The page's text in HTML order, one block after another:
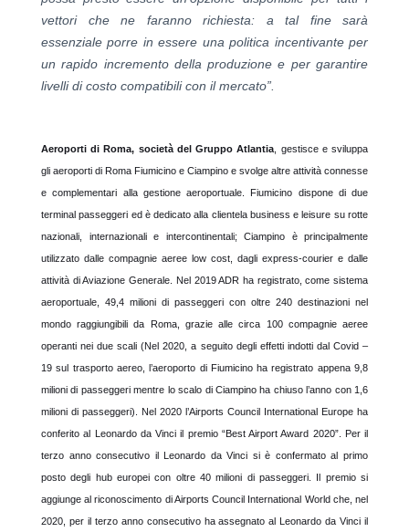
vettori che ne faranno richiesta: a tal fine sarà
essenziale porre in essere una politica incentivante per
un rapido incremento della produzione e per garantire
livelli di costo compatibili con il mercato”.
Aeroporti di Roma, società del Gruppo Atlantia , gestisce e sviluppa
gli aeroporti di Roma Fiumicino e Ciampino e svolge altre attività connesse
e complementari alla gestione aeroportuale. Fiumicino dispone di due
terminal passeggeri ed è dedicato alla clientela business e leisure su rotte
nazionali, internazionali e intercontinentali; Ciampino è principalmente
utilizzato dalle compagnie aeree low cost, dagli express-courier e dalle
attività di Aviazione Generale. Nel 2019 ADR ha registrato, come sistema
aeroportuale, 49,4 milioni di passeggeri con oltre 240 destinazioni nel
mondo raggiungibili da Roma, grazie alle circa 100 compagnie aeree
operanti nei due scali (Nel 2020, a seguito degli effetti indotti dal Covid –
19 sul trasporto aereo, l’aeroporto di Fiumicino ha registrato appena 9,8
milioni di passeggeri mentre lo scalo di Ciampino ha chiuso l’anno con 1,6
milioni di passeggeri). Nel 2020 l’Airports Council International Europe ha
conferito al Leonardo da Vinci il premio “Best Airport Award 2020”. Per il
terzo anno consecutivo il Leonardo da Vinci si è confermatoal primo
posto degli hub europei con oltre 40 milioni di passeggeri. Il premio si
aggiunge al riconoscimento di Airports Council International World che, nel
2020, per il terzo anno consecutivo ha assegnato al Leonardo da Vinci il